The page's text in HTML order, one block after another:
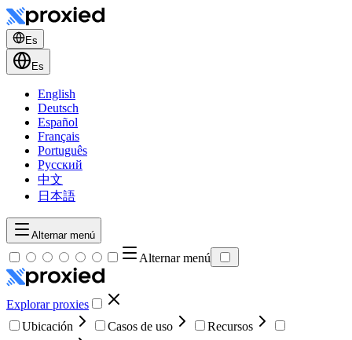
Es
Es
English
Deutsch
Español
Français
Português
Русский
中文
日本語
Alternar menú
Alternar menú
Explorar proxies
Ubicación
Casos de uso
Recursos